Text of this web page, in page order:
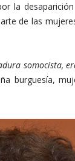
la
de las
somocista,
burguesía,